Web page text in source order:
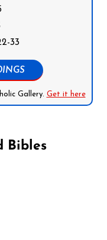
33
Gallery. Get it here
Bibles